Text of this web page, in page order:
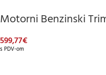
Motorni Benzinski
599,77€
s PDV-om